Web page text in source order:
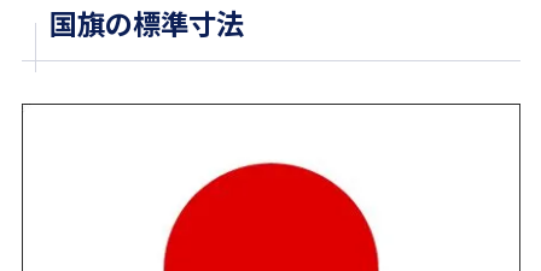
国旗の標準寸法